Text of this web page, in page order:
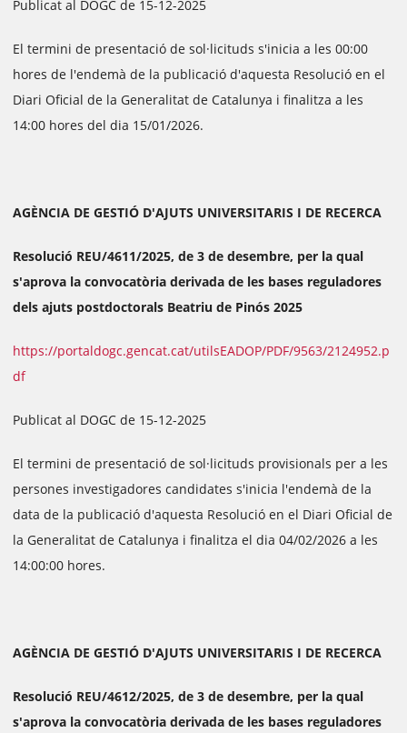
Publicat al DOGC de 15-12-2025
El termini de presentació de sol·licituds s'inicia a les 00:00
hores de l'endemà de la publicació d'aquesta Resolució en el
Diari Oficial de la Generalitat de Catalunya i finalitza a les
14:00 hores del dia 15/01/2026.
AGÈNCIA DE GESTIÓ D'AJUTS UNIVERSITARIS I DE RECERCA
Resolució REU/4611/2025, de 3 de desembre, per la qual
s'aprova la convocatòria derivada de les bases reguladores
dels ajuts postdoctorals Beatriu de Pinós 2025
https://portaldogc.gencat.cat/utilsEADOP/PDF/9563/2124952.p
df
Publicat al DOGC de 15-12-2025
El termini de presentació de sol·licituds provisionals per a les
persones investigadores candidates s'inicia l'endemà de la
data de la publicació d'aquesta Resolució en el Diari Oficial de
la Generalitat de Catalunya i finalitza el dia 04/02/2026 a les
14:00:00 hores.
AGÈNCIA DE GESTIÓ D'AJUTS UNIVERSITARIS I DE RECERCA
Resolució REU/4612/2025, de 3 de desembre, per la qual
s'aprova la convocatòria derivada de les bases reguladores